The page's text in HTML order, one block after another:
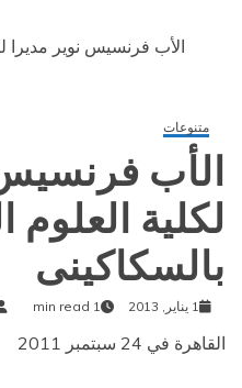
الأب فرنسيس نوير مديرا
متنوعات
الأب
لكلية العلوم
بالسكاكينى
1 يناير, 2013 1 min read
القاهرة في 24 سبتمبر 2011